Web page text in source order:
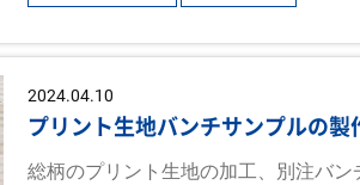
2024.04.10
プリント生地バンチサンプルの製
総柄のプリント生地の加工、別注バン